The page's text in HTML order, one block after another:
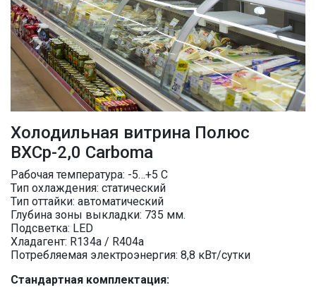
Холодильная витрина Полюс
ВХСр-2,0 Сarboma
Рабочая температура: -5…+5 C
Тип охлаждения: статический
Тип оттайки: автоматический
Глубина зоны выкладки: 735 мм.
Подсветка: LED
Хладагент: R134a / R404a
Потребляемая электроэнергия: 8,8 кВт/сутки
Стандартная комплектация: